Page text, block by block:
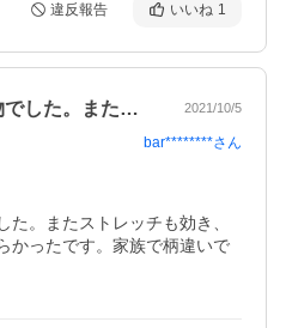
違反報告 いいね 1
柄も可愛く他にはない物でした。またスト… 2021/10/5
bar********さん
。またストレッチも効き、
かったです。家族で柄違いで